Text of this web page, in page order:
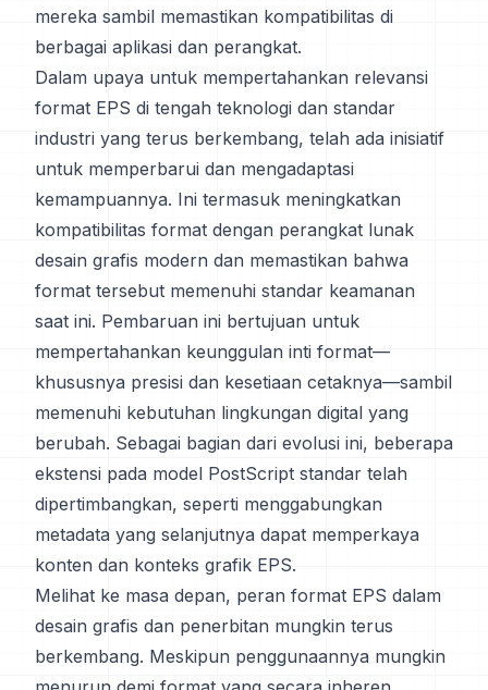
mereka sambil memastikan kompatibilitas di
berbagai aplikasi dan perangkat.
Dalam upaya untuk mempertahankan relevansi
format EPS di tengah teknologi dan standar
industri yang terus berkembang, telah ada inisiatif
untuk memperbarui dan mengadaptasi
kemampuannya. Ini termasuk meningkatkan
kompatibilitas format dengan perangkat lunak
desain grafis modern dan memastikan bahwa
format tersebut memenuhi standar keamanan
saat ini. Pembaruan ini bertujuan untuk
mempertahankan keunggulan inti format—
khususnya presisi dan kesetiaan cetaknya—sambil
memenuhi kebutuhan lingkungan digital yang
berubah. Sebagai bagian dari evolusi ini, beberapa
ekstensi pada model PostScript standar telah
dipertimbangkan, seperti menggabungkan
metadata yang selanjutnya dapat memperkaya
konten dan konteks grafik EPS.
Melihat ke masa depan, peran format EPS dalam
desain grafis dan penerbitan mungkin terus
berkembang. Meskipun penggunaannya mungkin